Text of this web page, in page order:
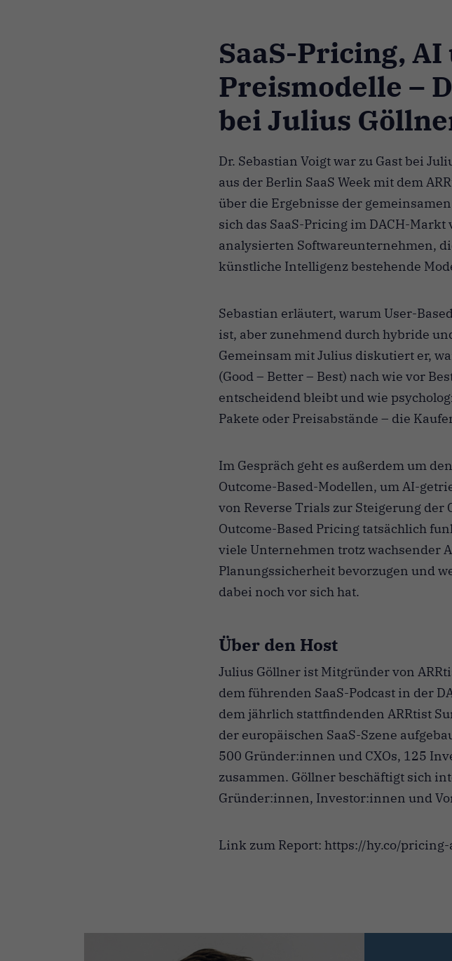
SaaS-Pricing,
Preismodelle –
bei Julius
Dr. Sebastian Voigt war zu Gast bei
aus der Berlin SaaS Week mit dem
über die Ergebnisse der
sich das SaaS-Pricing im DACH-
analysierten Softwareunternehmen,
künstliche Intelligenz bestehende
Sebastian erläutert, warum User-
ist, aber zunehmend durch hybride
Gemeinsam mit Julius diskutiert er,
(Good – Better – Best) nach wie vor
entscheidend bleibt und wie
Pakete oder Preisabstände – die
Im Gespräch geht es außerdem um
Outcome-Based-Modellen, um AI-
von Reverse Trials zur Steigerung der
Outcome-Based Pricing tatsächlich
viele Unternehmen trotz wachsender
Planungssicherheit bevorzugen und
dabei noch vor sich hat.
Über den Host
Julius Göllner ist Mitgründer von
dem führenden SaaS-Podcast in der
dem jährlich stattfindenden ARRtist
der europäischen SaaS-Szene
500 Gründer:innen und CXOs, 125
zusammen. Göllner beschäftigt sich
Gründer:innen, Investor:innen und
Link zum Report: https://hy.co/